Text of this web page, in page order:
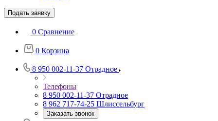
Подать заявку
0 Сравнение
0 Корзина
8 950 002-11-37 Отрадное
Телефоны
8 950 002-11-37 Отрадное
8 962 717-74-25 Шлиссельбург
Заказать звонок